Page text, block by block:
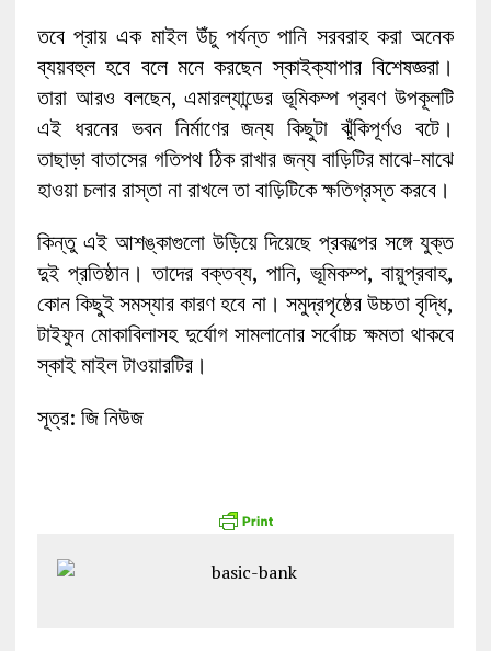
তবে প্রায় এক মাইল উঁচু পর্যন্ত পানি সরবরাহ করা অনেক
ব্যয়বহুল হবে বলে মনে করছেন স্কাইক্যাপার বিশেষজ্ঞরা।
তারা আরও বলছেন, এমারল্যান্ডের ভূমিকম্প প্রবণ উপকূলটি
এই ধরনের ভবন নির্মাণের জন্য কিছুটা ঝুঁকিপূর্ণও বটে।
তাছাড়া বাতাসের গতিপথ ঠিক রাখার জন্য বাড়িটির মাঝে-মাঝে
হাওয়া চলার রাস্তা না রাখলে তা বাড়িটিকে ক্ষতিগ্রস্ত করবে।
কিন্তু এই আশঙ্কাগুলো উড়িয়ে দিয়েছে প্রকল্পের সঙ্গে যুক্ত
দুই প্রতিষ্ঠান। তাদের বক্তব্য, পানি, ভূমিকম্প, বায়ুপ্রবাহ,
কোন কিছুই সমস্যার কারণ হবে না। সমুদ্রপৃষ্ঠের উচ্চতা বৃদ্ধি,
টাইফুন মোকাবিলাসহ দুর্যোগ সামলানোর সর্বোচ্চ ক্ষমতা থাকবে
স্কাই মাইল টাওয়ারটির।
সূত্র: জি নিউজ